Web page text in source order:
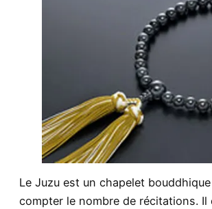
Le Juzu est un chapelet
compter le nombre de récitations. Il